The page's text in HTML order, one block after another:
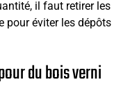
il faut retirer les
pour éviter les dépôts
du bois verni